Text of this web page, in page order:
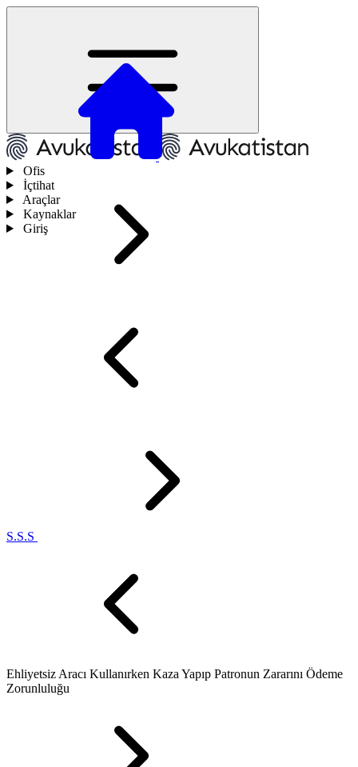
Ofis
İçtihat
Araçlar
Kaynaklar
Giriş
S.S.S
Ehliyetsiz Aracı Kullanırken Kaza Yapıp Patronun Zararını Ödeme
Zorunluluğu